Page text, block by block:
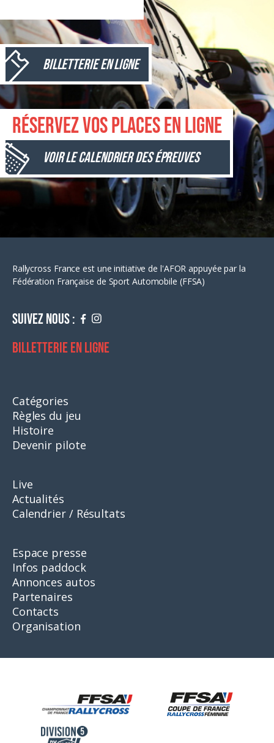
Billetterie en ligne
Réservez vos places en ligne
Voir le calendrier des épreuves
Rallycross France est une initiative de l'AFOR appuyée par la
Fédération Française de Sport Automobile (FFSA)
Suivez nous :
Billetterie en ligne
Catégories
Règles du jeu
Histoire
Devenir pilote
Live
Actualités
Calendrier / Résultats
Espace presse
Infos paddock
Annonces autos
Partenaires
Contacts
Organisation